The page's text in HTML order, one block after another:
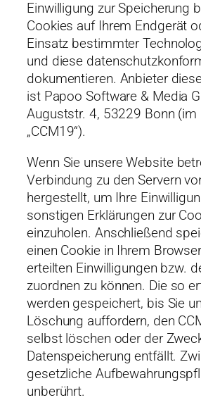
Einwilligung zur Speicherung
Cookies auf Ihrem Endgerät
Einsatz bestimmter
und diese
dokumentieren. Anbieter
ist Papoo Software & Media
Auguststr. 4, 53229 Bonn (im
„CCM19“).
Wenn Sie unsere Website
Verbindung zu den Servern
hergestellt, um Ihre
sonstigen Erklärungen zur
einzuholen. Anschließend
einen Cookie in Ihrem
erteilten Einwilligungen bzw.
zuordnen zu können. Die so
werden gespeichert, bis Sie
Löschung auffordern, den
selbst löschen oder der
Datenspeicherung entfällt.
gesetzliche
unberührt.